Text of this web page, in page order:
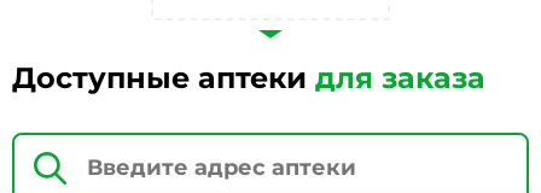
Доступные аптеки для заказа